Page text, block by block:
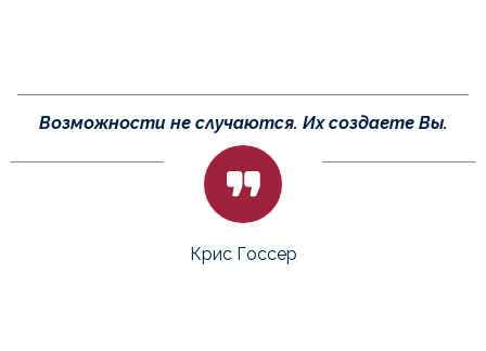
Возможности не случаются. Их создаете Вы.
Крис Госсер